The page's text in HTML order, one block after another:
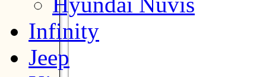
Infinity
Jeep